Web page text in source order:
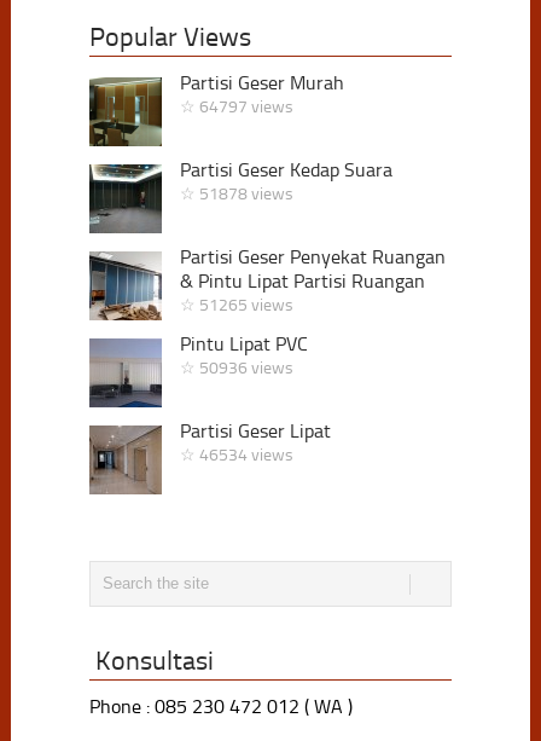
Popular Views
Partisi Geser Murah
☆ 64797 views
Partisi Geser Kedap Suara
☆ 51878 views
Partisi Geser Penyekat Ruangan
& Pintu Lipat Partisi Ruangan
☆ 51265 views
Pintu Lipat PVC
☆ 50936 views
Partisi Geser Lipat
☆ 46534 views
Konsultasi
Phone : 085 230 472 012 ( WA )